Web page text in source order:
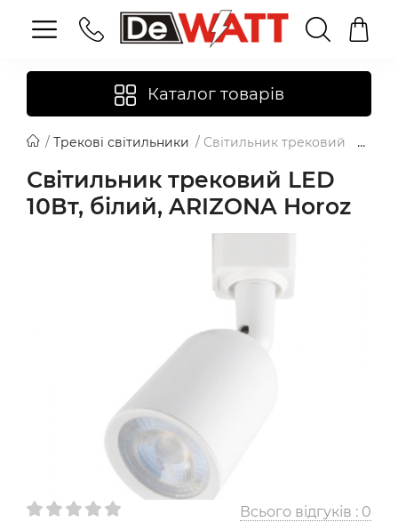
Каталог товарів
Трекові світильники Світильник трековий LED
Світильник трековий LED
10Вт, білий, ARIZONA Horoz
Всього відгуків : 0